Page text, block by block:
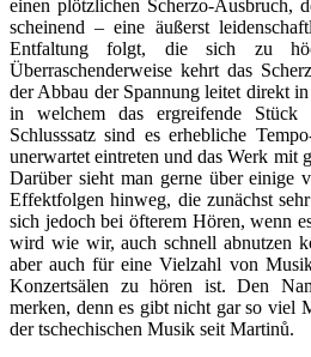
einen plötzlichen Scherzo-Ausbruch,
scheinend – eine äußerst
Entfaltung folgt, die sich zu
Überraschenderweise kehrt das
der Abbau der Spannung leitet direkt
in welchem das ergreifende Stück
Schlusssatz sind es erhebliche
unerwartet eintreten und das Werk mit
Darüber sieht man gerne über einige
Effektfolgen hinweg, die zunächst
sich jedoch bei öfterem Hören, wenn
wird wie wir, auch schnell abnutzen
aber auch für eine Vielzahl von
Konzertsälen zu hören ist. Den
merken, denn es gibt nicht gar so viel
der tschechischen Musik seit Martinů.